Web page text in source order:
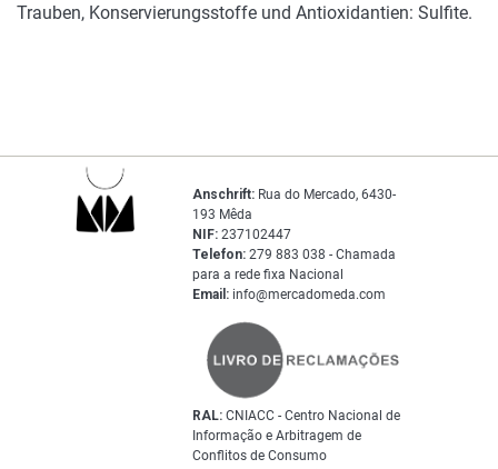
Trauben, Konservierungsstoffe und Antioxidantien: Sulfite.
Anschrift: Rua do Mercado, 6430-
193 Mêda
NIF: 237102447
Telefon: 279 883 038 - Chamada
para a rede fixa Nacional
Email: info@mercadomeda.com
RAL: CNIACC - Centro Nacional de
Informação e Arbitragem de
Conflitos de Consumo